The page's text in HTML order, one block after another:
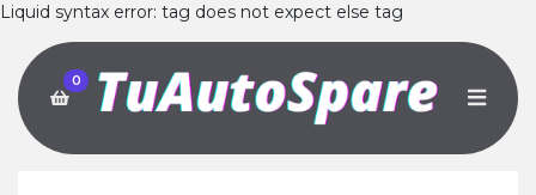
Liquid syntax error: tag does not expect else tag
0